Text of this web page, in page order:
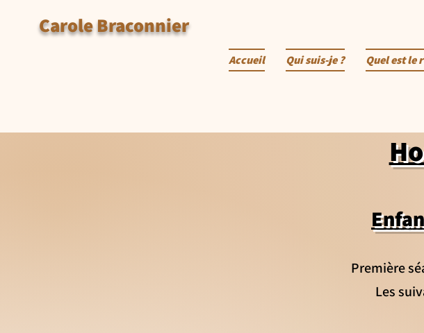
Carole Braconnier
Accueil Qui suis-je ? Quel est le
Première
Les